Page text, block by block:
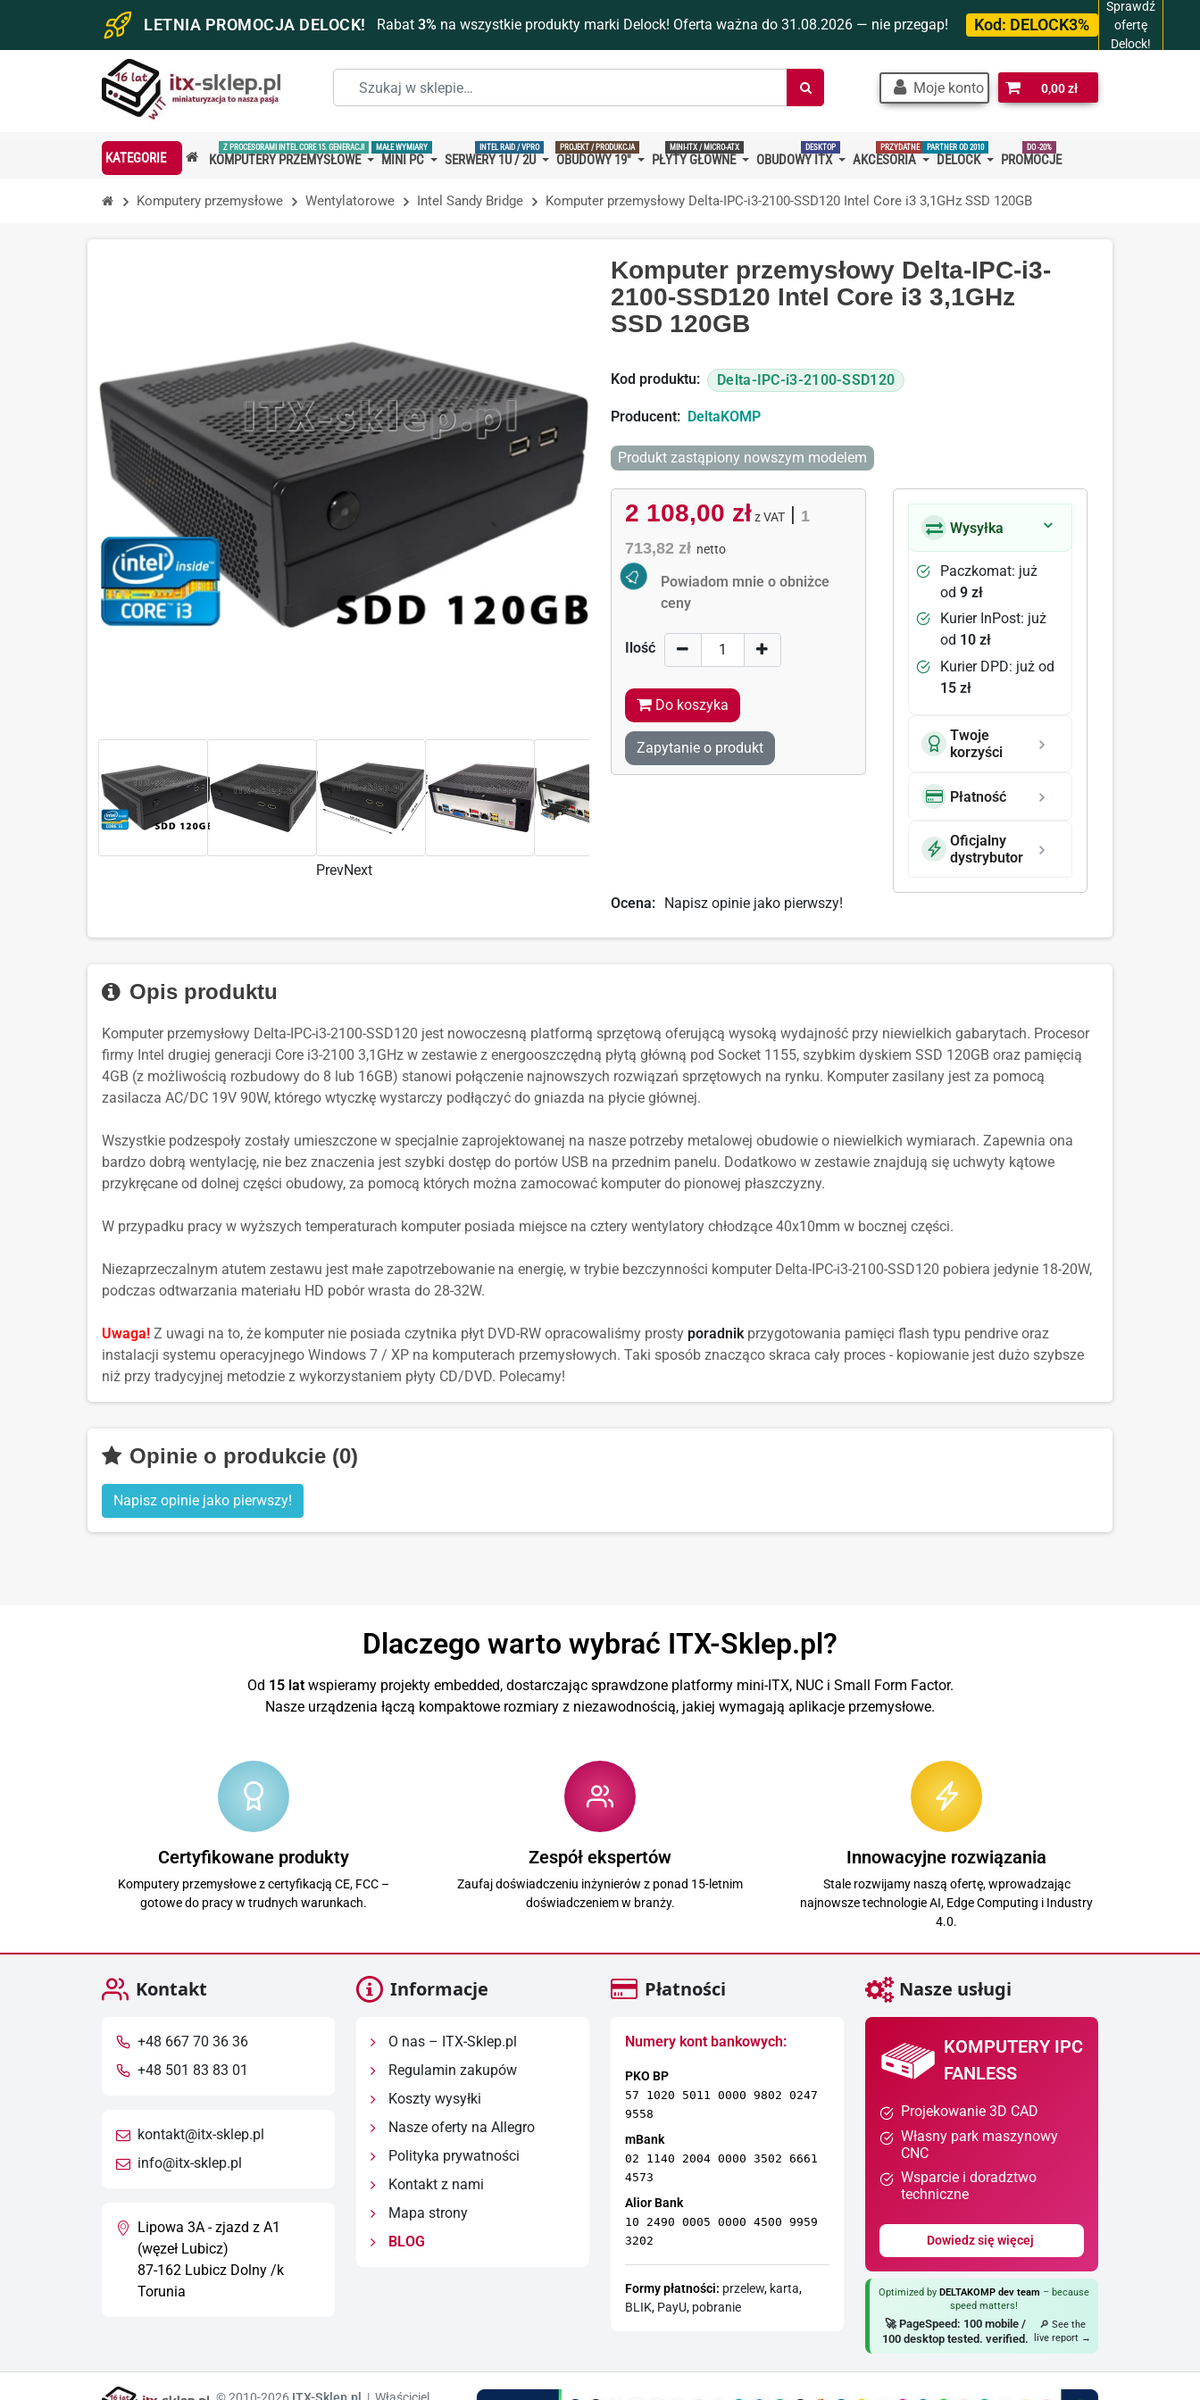
LETNIA PROMOCJA DELOCK! Rabat 3%na wszystkie produkty marki Delock! Oferta ważna do 31.08.2026 — nie przegap! Kod: DELOCK3%
Sprawdź
ofertę
Delock!
Szukaj
w
Moje konto 0,00 zł
KATEGORIE KOMPUTERY PRZEMYSŁOWE
Z PROCESORAMI INTEL CORE 15. GENERACJI
MINI PC
MAŁE WYMIARY
SERWERY 1U / 2U
INTEL RAID / VPRO
OBUDOWY 19''
PROJEKT / PRODUKCJA
PŁYTY GŁÓWNE
MINI-ITX / MICRO-ATX
OBUDOWY ITX
DESKTOP
AKCESORIA
PRZYDATNE
DELOCK
PARTNER OD 2010
PROMOCJE
DO -20%
Komputery przemysłowe Wentylatorowe Intel Sandy Bridge Komputer przemysłowy Delta-IPC-i3-2100-SSD120 Intel Core i3 3,1GHz SSD 120GB
PrevNext
Komputer przemysłowy Delta-IPC-i3-
2100-SSD120 Intel Core i3 3,1GHz
SSD 120GB
Kod produktu: Delta-IPC-i3-2100-SSD120
Producent: DeltaKOMP
Produkt zastąpiony nowszym modelem
2 108,00 zł z VAT| 1
713,82 zł netto
Activate Price Alert
Powiadom mnie o obniżce
ceny
Ilość
Do koszyka
Zapytanie o produkt
Wysyłka
Paczkomat: już
od9 zł
Kurier InPost: już
od 10 zł
Kurier DPD: już od
15 zł
Twoje
korzyści
Płatność
Oficjalny
dystrybutor
Ocena: Napisz opinie jako pierwszy!
Opis produktu
Komputer przemysłowy Delta-IPC-i3-2100-SSD120 jest nowoczesną platformą sprzętową oferującą wysoką wydajność przy niewielkich gabarytach. Procesor
firmy Intel drugiej generacji Core i3-2100 3,1GHz w zestawie z energooszczędną płytą główną pod Socket 1155, szybkim dyskiem SSD 120GB oraz pamięcią
4GB (z możliwością rozbudowy do 8 lub 16GB) stanowi połączenie najnowszych rozwiązań sprzętowych na rynku. Komputer zasilany jest za pomocą
zasilacza AC/DC 19V 90W, którego wtyczkę wystarczy podłączyć do gniazda na płycie głównej.
Wszystkie podzespoły zostały umieszczone w specjalnie zaprojektowanej na nasze potrzeby metalowej obudowie o niewielkich wymiarach. Zapewnia ona
bardzo dobrą wentylację, nie bez znaczenia jest szybki dostęp do portów USB na przednim panelu. Dodatkowo w zestawie znajdują się uchwyty kątowe
przykręcane od dolnej części obudowy, za pomocą których można zamocować komputer do pionowej płaszczyzny.
W przypadku pracy w wyższych temperaturach komputer posiada miejsce na cztery wentylatory chłodzące 40x10mm w bocznej części.
Niezaprzeczalnym atutem zestawu jest małe zapotrzebowanie na energię, w trybie bezczynności komputer Delta-IPC-i3-2100-SSD120 pobiera jedynie 18-20W,
podczas odtwarzania materiału HD pobór wrasta do 28-32W.
Uwaga! Z uwagi na to, że komputer nie posiada czytnika płyt DVD-RW opracowaliśmy prosty poradnikprzygotowania pamięci flash typu pendrive oraz
instalacji systemu operacyjnego Windows 7 / XP na komputerach przemysłowych. Taki sposób znacząco skraca cały proces - kopiowanie jest dużo szybsze
niż przy tradycyjnej metodzie z wykorzystaniem płyty CD/DVD. Polecamy!
Opinie o produkcie (0)
Napisz opinie jako pierwszy!
Dlaczego warto wybrać ITX-Sklep.pl?
Od 15 latwspieramy projekty embedded, dostarczając sprawdzone platformy mini-ITX, NUC i Small Form Factor.
Nasze urządzenia łączą kompaktowe rozmiary z niezawodnością, jakiej wymagają aplikacje przemysłowe.
Certyfikowane produkty
Komputery przemysłowe z certyfikacją CE, FCC –
gotowe do pracy w trudnych warunkach.
Zespół ekspertów
Zaufaj doświadczeniu inżynierów z ponad 15-letnim
doświadczeniem w branży.
Innowacyjne rozwiązania
Stale rozwijamy naszą ofertę, wprowadzając
najnowsze technologie AI, Edge Computing i Industry
4.0.
Kontakt
+48 667 70 36 36
+48 501 83 83 01
kontakt@itx-sklep.pl
info@itx-sklep.pl
Lipowa 3A - zjazd z A1
(węzeł Lubicz)
87-162 Lubicz Dolny /k
Torunia
Informacje
O nas – ITX-Sklep.pl
Regulamin zakupów
Koszty wysyłki
Nasze oferty na Allegro
Polityka prywatności
Kontakt z nami
Mapa strony
BLOG
Płatności
Numery kont bankowych:
PKO BP
57 1020 5011 0000 9802 0247
9558
mBank
02 1140 2004 0000 3502 6661
4573
Alior Bank
10 2490 0005 0000 4500 9959
3202
Formy płatności: przelew, karta,
BLIK, PayU, pobranie
Nasze usługi
KOMPUTERY IPC
FANLESS
Projekowanie 3D CAD
Własny park maszynowy
CNC
Wsparcie i doradztwo
techniczne
Dowiedz się więcej
Optimized by DELTAKOMP dev team – because
speed matters!
🚀 PageSpeed: 100 mobile /
100 desktop tested. verified.
🔎 See the
live report →